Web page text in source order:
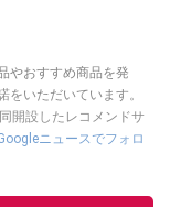
やおすすめ商品を発
をいただいています。
開設したレコメンドサ
ニュースでフォロ
の他の記事を読む